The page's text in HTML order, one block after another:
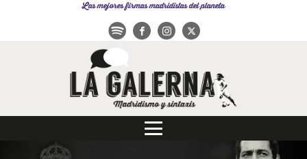
Las mejores firmas madridistas del planeta